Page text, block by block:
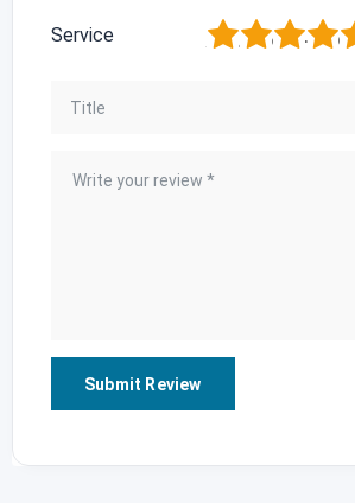
Service 5
4
3
2